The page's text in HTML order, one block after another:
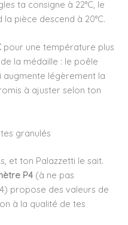
ta consigne à 22°C, le
pièce descend à 20°C.
pour une température plus
la médaille : le poêle
augmente légèrement la
à ajuster selon ton
granulés
et ton Palazzetti le sait.
P4 (à ne pas
propose des valeurs de
à la qualité de tes